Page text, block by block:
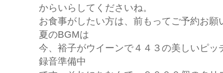
からいらしてくださいね。
お食事がしたい方は、前もってご予約お
夏のBGMは
今、裕子がウイーンで４４３の美しいピ
録音準備中